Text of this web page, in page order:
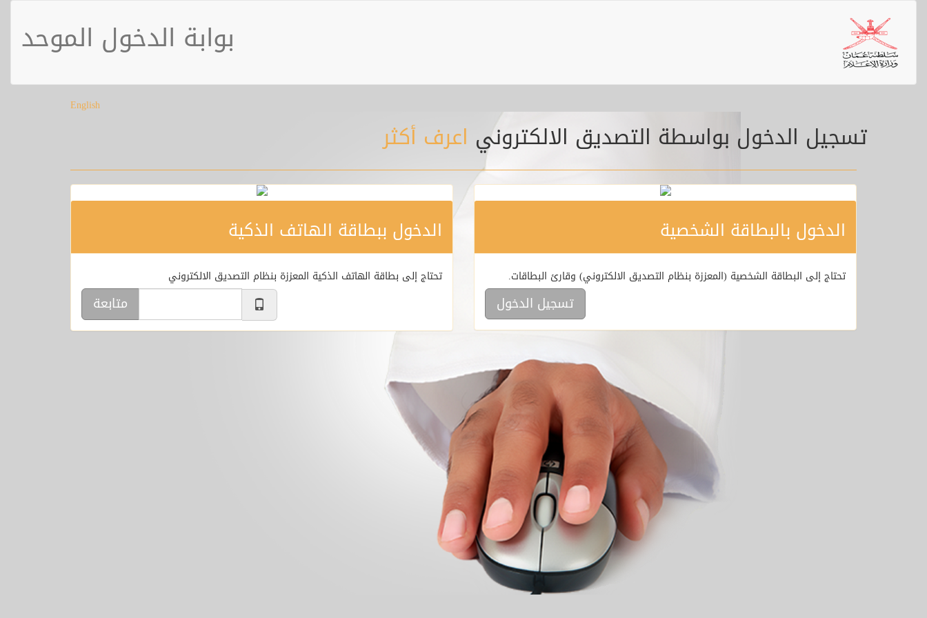
بوابة الدخول الموحد
English
تسجيل الدخول بواسطة التصديق الالكتروني اعرف أكثر
الدخول بالبطاقة الشخصية
تحتاج إلى البطاقة الشخصية (المعززة بنظام التصديق الالكتروني) وقارئ البطاقات.
تسجيل الدخول
الدخول ببطاقة الهاتف الذكية
تحتاج إلى بطاقة الهاتف الذكية المعززة بنظام التصديق الالكتروني
متابعة